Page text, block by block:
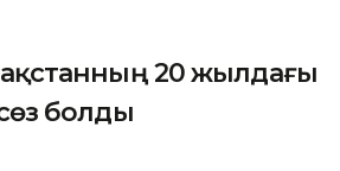
20 жылдағы
сөз болды